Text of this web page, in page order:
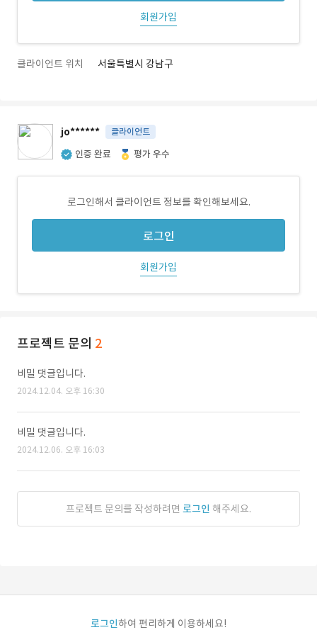
회원가입
클라이언트 위치 서울특별시 강남구
jo****** 클라이언트
인증 완료 평가 우수
로그인해서 클라이언트 정보를 확인해보세요.
로그인
회원가입
프로젝트 문의 2
비밀 댓글입니다.
2024.12.04. 오후 16:30
비밀 댓글입니다.
2024.12.06. 오후 16:03
프로젝트 문의를 작성하려면 로그인 해주세요.
로그인하여 편리하게 이용하세요!